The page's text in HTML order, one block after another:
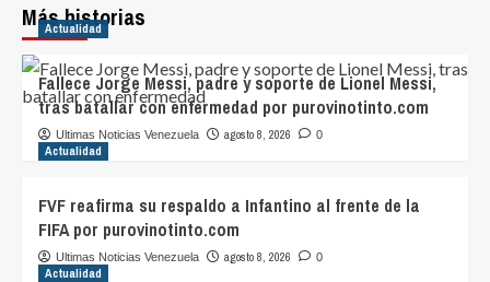
Más historias
Actualidad
Fallece Jorge Messi, padre y soporte de Lionel Messi,
tras batallar con enfermedad por purovinotinto.com
Ultimas Noticias Venezuela agosto 8, 2026 0
Actualidad
FVF reafirma su respaldo a Infantino al frente de la
FIFA por purovinotinto.com
Ultimas Noticias Venezuela agosto 8, 2026 0
Actualidad